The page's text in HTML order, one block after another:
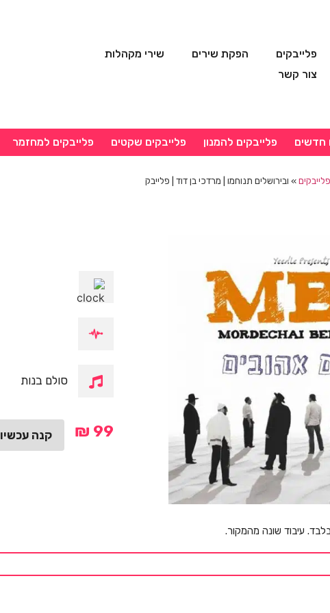
פלייבקים הפקת שירים
שירי מקהלות
צור קשר
חדשים פלייבקים להמנון פלייבקים שקטים פלייבקים למחזמר
» ובירושלים תנוחמו | מרדכי בן דוד | פלייבק
סולם בנות
₪ 99 קנה עכשיו
עיבוד שונה מהמקור.